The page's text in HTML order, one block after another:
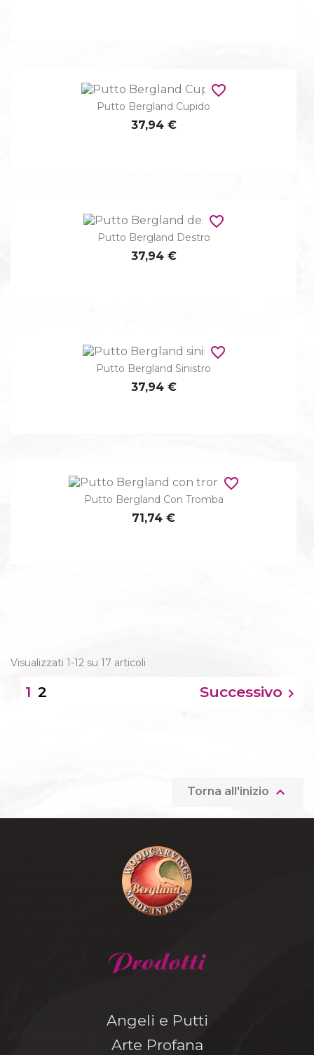
Putto Bergland Cupido
37,94 €
favorite_border
Putto Bergland Destro
37,94 €
favorite_border
Putto Bergland Sinistro
37,94 €
favorite_border
Putto Bergland Con Tromba
71,74 €
favorite_border
Visualizzati 1-12 su 17 articoli
1 2 Successivo 
Torna all'inizio 
Prodotti
Angeli e Putti
Arte Profana